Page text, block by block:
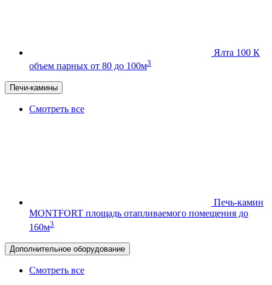
Ялта 100 К
объем парных от 80 до 100м3
Печи-камины
Смотреть все
Печь-камин
MONTFORT площадь отапливаемого помещения до
160м3
Дополнительное оборудование
Смотреть все